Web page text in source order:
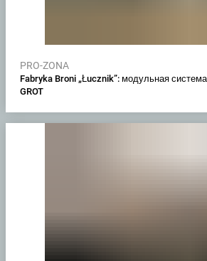
PRO-ZONA
Fabryka Broni „Łucznik”: модульная
GROT